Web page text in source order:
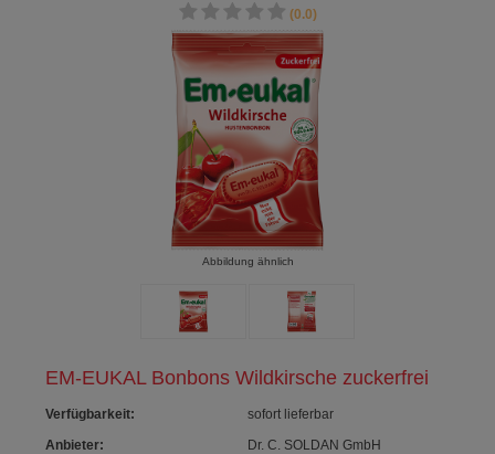
EM-EUKAL Bonbons Wildkirsche zuckerfrei
Verfügbarkeit:
sofort lieferbar
Anbieter:
Dr. C. SOLDAN GmbH
(0.0)
Abbildung ähnlich